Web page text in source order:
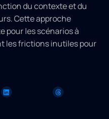
du contexte et du
Cette approche
pour les scénarios à
les frictions inutiles pour